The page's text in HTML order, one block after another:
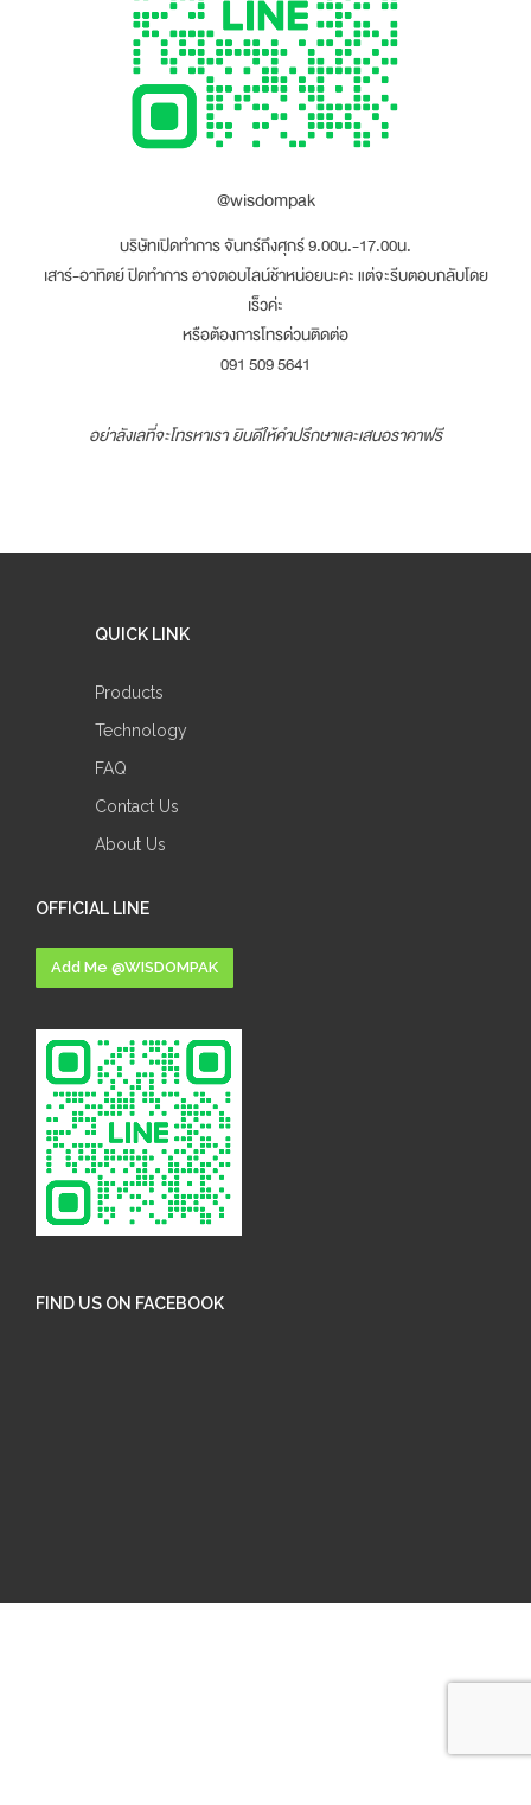
@wisdompak
บริษัทเปิดทำการ จันทร์ถึงศุกร์ 9.00น.-17.00น.
เสาร์-อาทิตย์ ปิดทำการ อาจตอบไลน์ช้าหน่อยนะคะ แต่จะรีบตอบกลับโดย
เร็วค่ะ
หรือต้องการโทรด่วนติดต่อ
091 509 5641
อย่าลังเลที่จะโทรหาเรา ยินดีให้คำปรึกษาและเสนอราคาฟรี
QUICK LINK
Products
Technology
FAQ
Contact Us
About Us
OFFICIAL LINE
Add Me @WISDOMPAK
FIND US ON FACEBOOK